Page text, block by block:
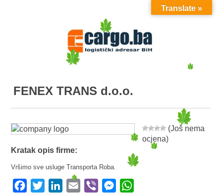
MENU
FENEX TRANS d.o.o.
(Još nema
ocjena)
Kratak opis firme:
Vršimo sve usluge Transporta Roba.
Facebook
Twitter LinkedIn
Email Viber Messenger
Translate »